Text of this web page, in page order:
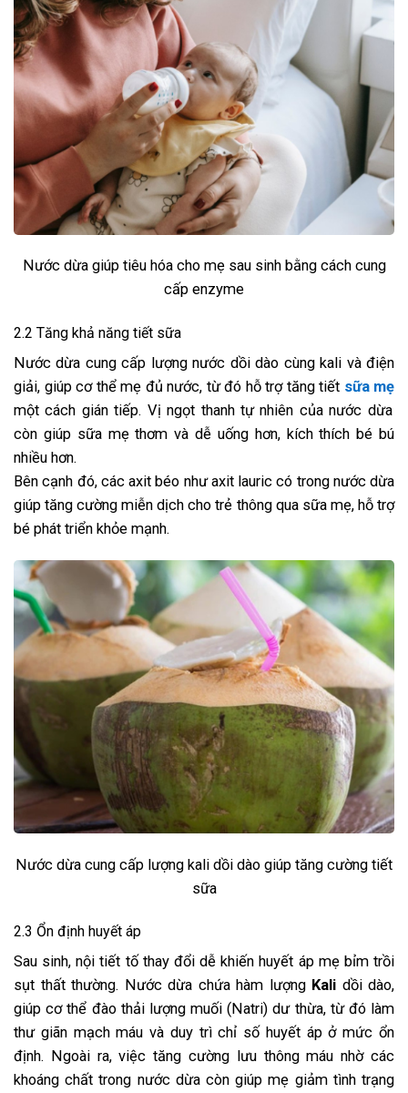
Nước dừa giúp tiêu hóa cho mẹ sau sinh bằng cách cung
cấp enzyme
2.2 Tăng khả năng tiết sữa
Nước dừa cung cấp lượng nước dồi dào cùng kali và điện
giải, giúp cơ thể mẹ đủ nước, từ đó hỗ trợ tăng tiết sữa mẹ
một cách gián tiếp. Vị ngọt thanh tự nhiên của nước dừa
còn giúp sữa mẹ thơm và dễ uống hơn, kích thích bé bú
nhiều hơn.
Bên cạnh đó, các axit béo như axit lauric có trong nước dừa
giúp tăng cường miễn dịch cho trẻ thông qua sữa mẹ, hỗ trợ
bé phát triển khỏe mạnh.
Nước dừa cung cấp lượng kali dồi dào giúp tăng cường tiết
sữa
2.3 Ổn định huyết áp
Sau sinh, nội tiết tố thay đổi dễ khiến huyết áp mẹ bỉm trồi
sụt thất thường. Nước dừa chứa hàm lượng Kali dồi dào,
giúp cơ thể đào thải lượng muối (Natri) dư thừa, từ đó làm
thư giãn mạch máu và duy trì chỉ số huyết áp ở mức ổn
định. Ngoài ra, việc tăng cường lưu thông máu nhờ các
khoáng chất trong nước dừa còn giúp mẹ giảm tình trạng